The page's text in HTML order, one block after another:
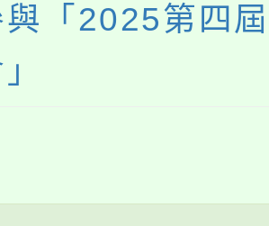
「2025第四